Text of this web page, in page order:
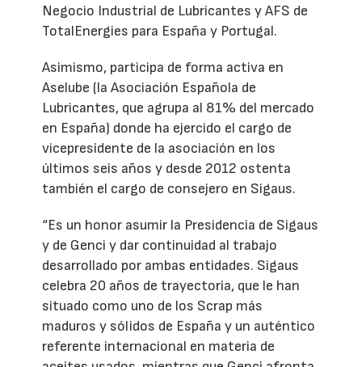
Negocio Industrial de Lubricantes y AFS de
TotalEnergies para España y Portugal.
Asimismo, participa de forma activa en
Aselube (la Asociación Española de
Lubricantes, que agrupa al 81% del mercado
en España) donde ha ejercido el cargo de
vicepresidente de la asociación en los
últimos seis años y desde 2012 ostenta
también el cargo de consejero en Sigaus.
“Es un honor asumir la Presidencia de Sigaus
y de Genci y dar continuidad al trabajo
desarrollado por ambas entidades. Sigaus
celebra 20 años de trayectoria, que le han
situado como uno de los Scrap más
maduros y sólidos de España y un auténtico
referente internacional en materia de